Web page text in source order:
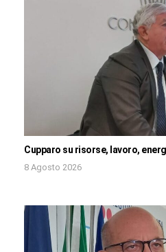
Cupparo su risorse, lavoro,
8 Agosto 2026